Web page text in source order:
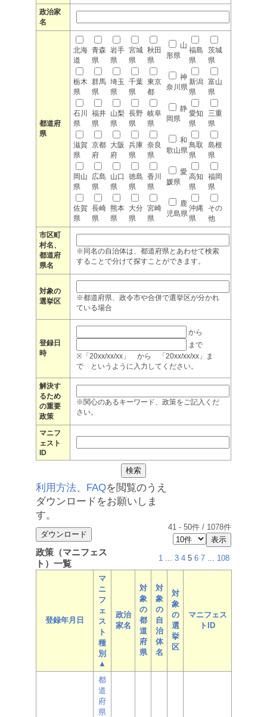
政治家
名
都道府
県
北海
道
青森
県
岩手
県
宮城
県
秋田
県
山
形県
福島
県
茨城
県
栃木
県
群馬
県
埼玉
県
千葉
県
東京
都
神
奈川県
新潟
県
富山
県
石川
県
福井
県
山梨
県
長野
県
岐阜
県
静
岡県
愛知
県
三重
県
滋賀
県
京都
府
大阪
府
兵庫
県
奈良
県
和
歌山県
鳥取
県
島根
県
岡山
県
広島
県
山口
県
徳島
県
香川
県
愛
媛県
高知
県
福岡
県
佐賀
県
長崎
県
熊本
県
大分
県
宮崎
県
鹿
児島県
沖縄
県
その
他
市区町
村名、
都道府
県名
※同名の自治体は、都道府県とあわせて検索
することで分けて探すことができます。
対象の
選挙区
※都道府県、政令市や合併で選挙区が分かれ
ている場合
登録日
時
から
まで
※「20xx/xx/xx」 から 「20xx/xx/xx」ま
で というように入力してください。
解決す
るため
の重要
政策
※関心のあるキーワード、政策をご記入くだ
さい。
マニフ
ェスト
ID
利用方法、 FAQを閲覧のうえ
ダウンロードをお願いしま
す。
41 - 50件 / 1078件
政策（マニフェス
ト）一覧
1 ... 3 4 5 6 7 ... 108
登録年月日
マ
ニ
フ
ェ
ス
ト
種
別
▲
政治
家名
対
象
の
都
道
府
県
対
象
の
自
治
体
名
対
象
の
選
挙
区
マニフェス
トID
都
道
府
県